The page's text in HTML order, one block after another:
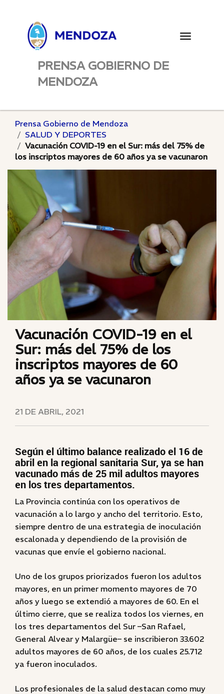
Toggle
PRENSA GOBIERNO DE
MENDOZA
Prensa Gobierno de Mendoza
SALUD Y DEPORTES
Vacunación COVID-19 en el Sur: más del 75% de
los inscriptos mayores de 60 años ya se vacunaron
Vacunación COVID-19 en el
Sur: más del 75% de los
inscriptos mayores de 60
años ya se vacunaron
21 DE ABRIL, 2021
Según el último balance realizado el 16 de
abril en la regional sanitaria Sur, ya se han
vacunado más de 25 mil adultos mayores
en los tres departamentos.
La Provincia continúa con los operativos de
vacunación a lo largo y ancho del territorio. Esto,
siempre dentro de una estrategia de inoculación
escalonada y dependiendo de la provisión de
vacunas que envíe el gobierno nacional.
Uno de los grupos priorizados fueron los adultos
mayores, en un primer momento mayores de 70
años y luego se extendió a mayores de 60. En el
último cierre, que se realiza todos los viernes, en
los tres departamentos del Sur –San Rafael,
General Alvear y Malargüe– se inscribieron 33.602
adultos mayores de 60 años, de los cuales 25.712
ya fueron inoculados.
Los profesionales de la salud destacan como muy